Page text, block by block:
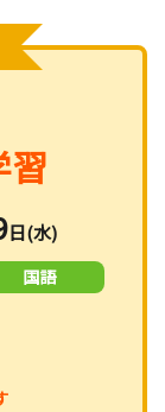
習
日(水)
国語